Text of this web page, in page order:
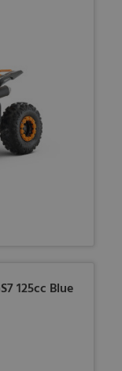
125cc Blue